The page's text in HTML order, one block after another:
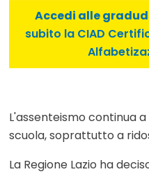
Accedi alle
subito la CIAD
L'assenteismo continua
scuola, soprattutto a
La Regione Lazio ha